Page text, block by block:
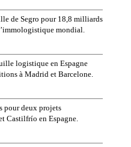
de Segro pour 18,8 milliards
mondial.
logistique en Espagne
à Madrid et Barcelone.
pour deux projets
Castilfrío en Espagne.